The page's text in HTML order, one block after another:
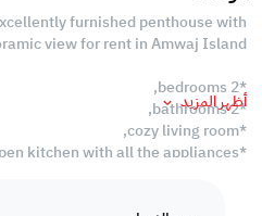
furnished penthouse with
view for rent in Amwaj Island.
*2 bedrooms,
*2 bathrooms,
*cozy living room,
*open kitchen with all the appliances,
أظهر المزيد